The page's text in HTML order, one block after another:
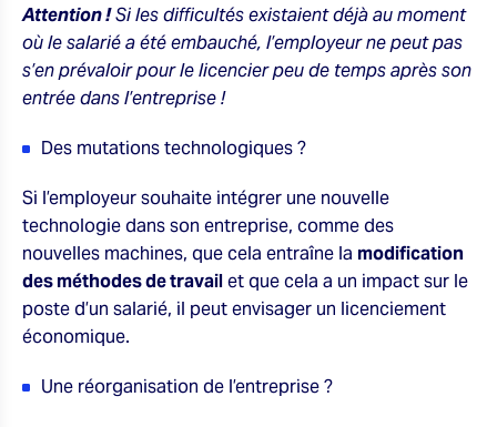
Attention !Si les difficultés existaient déjà au moment
où le salarié a été embauché, l’employeur ne peut pas
s’en prévaloir pour le licencier peu de temps après son
entrée dans l’entreprise !
Des mutations technologiques ?
Si l’employeur souhaite intégrer une nouvelle
technologie dans son entreprise, commedes
nouvelles machines, que cela entraîne la modification
des méthodes de travailet que cela a un impact sur le
poste d’un salarié, il peut envisager un licenciement
économique.
Une réorganisation de l’entreprise ?